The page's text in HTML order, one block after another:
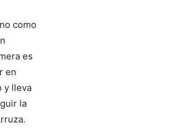
como
es
en
y lleva
la